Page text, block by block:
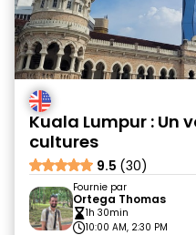
Kuala Lumpur : Un
cultures
9.5 (30)
Fournie par
Ortega Thomas
1h 30min
10:00 AM, 2:30 PM